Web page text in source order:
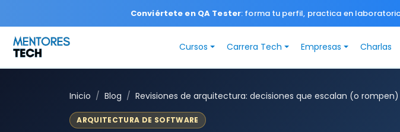
Conviértete en QA Tester: forma tu perfil, practica en
Cursos Carrera Tech Empresas Charlas
Inicio Blog Revisiones de arquitectura: decisiones que escalan (o
ARQUITECTURA DE SOFTWARE